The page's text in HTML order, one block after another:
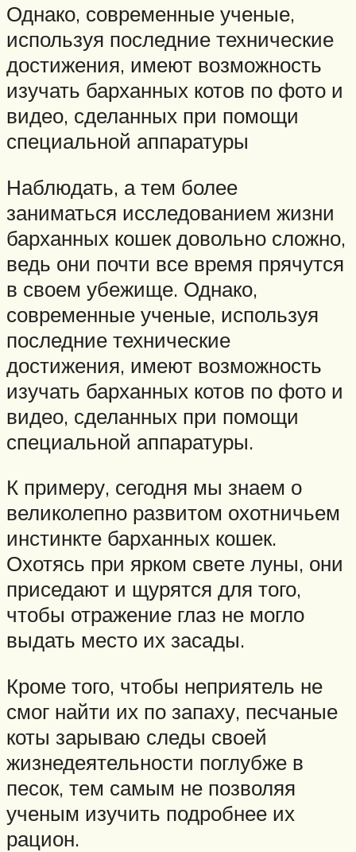
Однако, современные ученые,
используя последние технические
достижения, имеют возможность
изучать барханных котов по фото и
видео, сделанных при помощи
специальной аппаратуры
Наблюдать, а тем более
заниматься исследованием жизни
барханных кошек довольно сложно,
ведь они почти все время прячутся
в своем убежище. Однако,
современные ученые, используя
последние технические
достижения, имеют возможность
изучать барханных котов по фото и
видео, сделанных при помощи
специальной аппаратуры.
К примеру, сегодня мы знаем о
великолепно развитом охотничьем
инстинкте барханных кошек.
Охотясь при ярком свете луны, они
приседают и щурятся для того,
чтобы отражение глаз не могло
выдать место их засады.
Кроме того, чтобы неприятель не
смог найти их по запаху, песчаные
коты зарываю следы своей
жизнедеятельности поглубже в
песок, тем самым не позволяя
ученым изучить подробнее их
рацион.